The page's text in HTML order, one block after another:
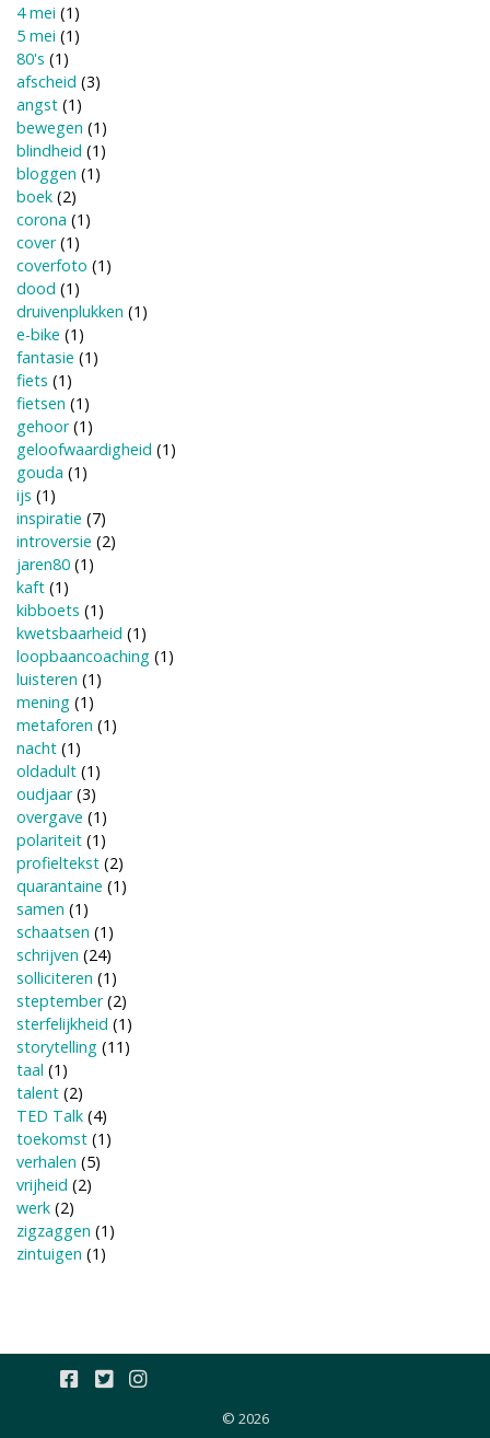
4 mei (1)
5 mei (1)
80's (1)
afscheid (3)
angst (1)
bewegen (1)
blindheid (1)
bloggen (1)
boek (2)
corona (1)
cover(1)
coverfoto (1)
dood (1)
druivenplukken (1)
e-bike (1)
fantasie (1)
fiets (1)
fietsen (1)
gehoor(1)
geloofwaardigheid (1)
gouda (1)
ijs (1)
inspiratie (7)
introversie (2)
jaren80 (1)
kaft (1)
kibboets (1)
kwetsbaarheid (1)
loopbaancoaching (1)
luisteren (1)
mening (1)
metaforen (1)
nacht (1)
oldadult (1)
oudjaar(3)
overgave (1)
polariteit (1)
profieltekst (2)
quarantaine (1)
samen (1)
schaatsen (1)
schrijven (24)
solliciteren (1)
steptember(2)
sterfelijkheid (1)
storytelling (11)
taal (1)
talent (2)
TED Talk (4)
toekomst (1)
verhalen (5)
vrijheid (2)
werk (2)
zigzaggen (1)
zintuigen (1)
© 2026